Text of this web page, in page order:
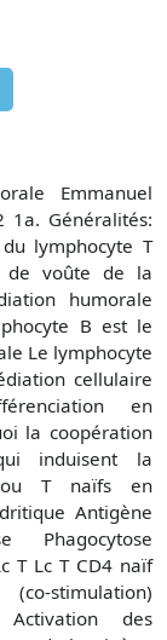
Emmanuel
1a. Généralités:
lymphocyte T
de voûte de la
humorale
B est le
Le lymphocyte
cellulaire
en
la coopération
induisent la
ou T naïfs en
Antigène
Phagocytose
T Lc T CD4 naïf
stimulation)
Activation des